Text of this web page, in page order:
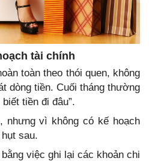
tài chính
toàn theo thói quen, không
dòng tiền. Cuối tháng thường
tiền đi đâu”.
nhưng vì không có kế hoạch
sau.
việc ghi lại các khoản chi